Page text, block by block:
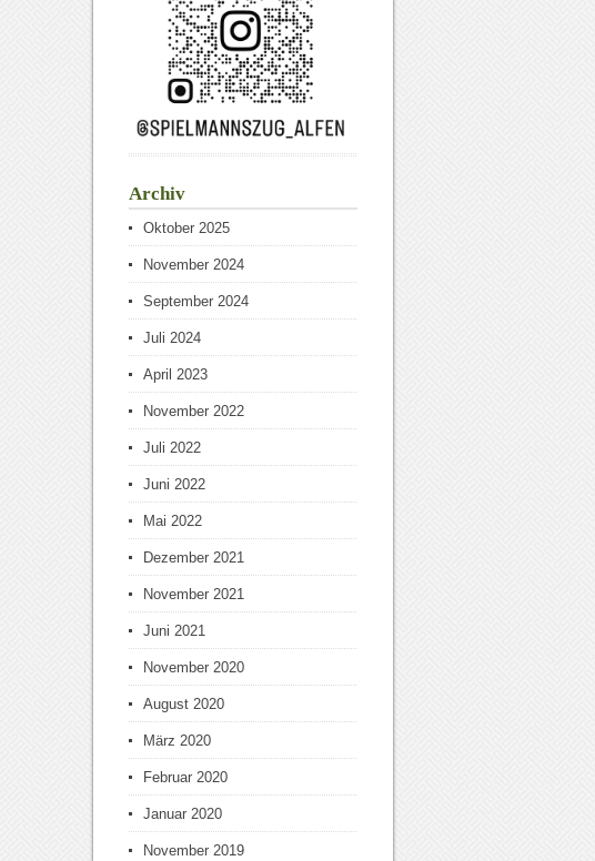
Archiv
Oktober 2025
November 2024
September 2024
Juli 2024
April 2023
November 2022
Juli 2022
Juni 2022
Mai 2022
Dezember 2021
November 2021
Juni 2021
November 2020
August 2020
März 2020
Februar 2020
Januar 2020
November 2019